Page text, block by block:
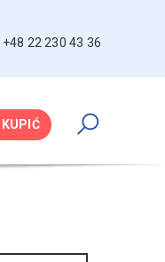
+48 22 230 43 36